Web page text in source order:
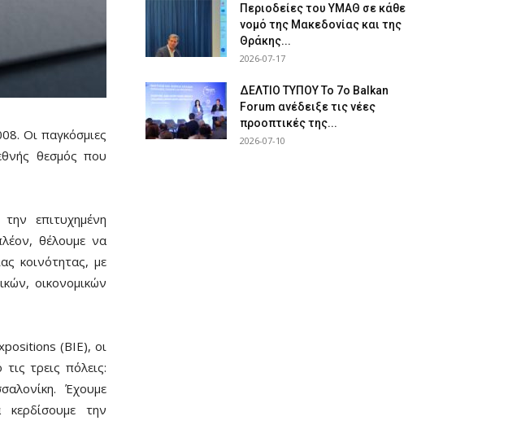
Οι παγκόσμιες
θεσμός που
επιτυχημένη
θέλουμε να
κοινότητας, με
οικονομικών
(BIE), οι
τρεις πόλεις:
Έχουμε
την
Περιοδείες του ΥΜΑΘ σε κάθε
νομό της Μακεδονίας και της
Θράκης...
2026-07-17
ΔΕΛΤΙΟ ΤΥΠΟΥ Το 7ο Balkan
Forum ανέδειξε τις νέες
προοπτικές της...
2026-07-10